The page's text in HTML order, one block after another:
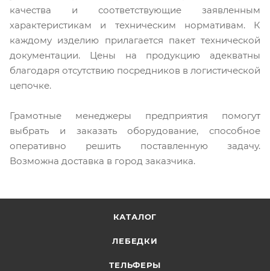
качества и соответствующие заявленным
характеристикам и техническим нормативам. К
каждому изделию прилагается пакет технической
документации. Цены на продукцию адекватны
благодаря отсутствию посредников в логистической
цепочке.
Грамотные менеджеры предприятия помогут
выбрать и заказать оборудование, способное
оперативно решить поставленную задачу.
Возможна доставка в город заказчика.
КАТАЛОГ
ЛЕБЕДКИ
ТЕЛЬФЕРЫ